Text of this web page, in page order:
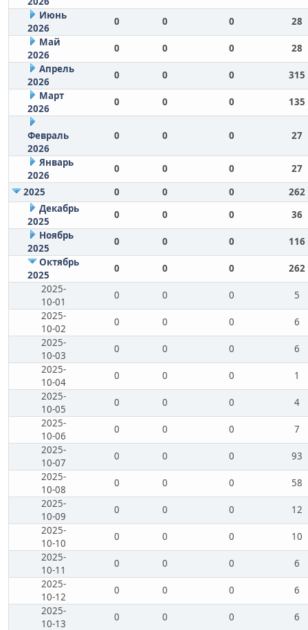
Июнь
2026
0 0 0
28
Май
2026
0 0 0
28
Апрель
2026
0 0 0
315
Март
2026
0 0 0 135
Февраль
2026
0 0 0 27
Январь
2026
0 0 0
27
2025
0 0 0
262
Декабрь
2025
0 0 0
36
Ноябрь
2025
0 0 0
116
Октябрь
2025
0 0 0
262
2025-
10-01
0 0 0
5
2025-
10-02
0 0 0
6
2025-
10-03
0 0 0
6
2025-
10-04
0 0 0
1
2025-
10-05
0 0 0
4
2025-
10-06
0 0 0
7
2025-
10-07
0 0 0
93
2025-
10-08
0 0 0
58
2025-
10-09
0 0 0
12
2025-
10-10
0 0 0
10
2025-
10-11
0 0 0
6
2025-
10-12
0 0 0
6
2025-
10-13
0 0 0 6